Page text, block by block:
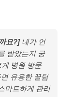
요?]내가 언
받았는지 궁
병원 방문
유용한 꿀팁
마트하게 관리